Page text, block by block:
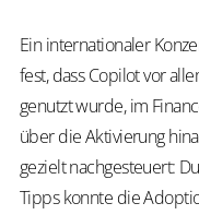
Ein internationaler
fest, dass Copilot vor
genutzt wurde, im
über die Aktivierung
gezielt nachgesteuert:
Tipps konnte die